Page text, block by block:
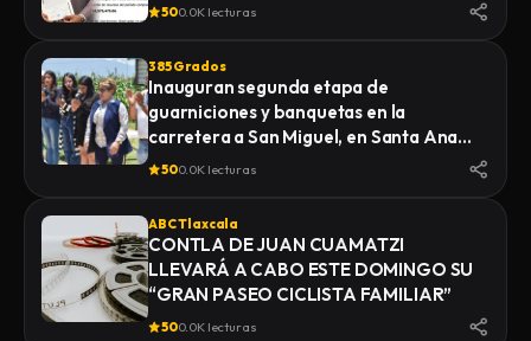
500.0K lecturas
385 Grados
Inauguran segunda etapa de
guarniciones y banquetas en la
carretera a San Miguel, en Santa Ana
Nopalucan
500.0K lecturas
ABC Tlaxcala
CONTLA DE JUAN CUAMATZI
LLEVARÁ A CABO ESTE DOMINGO SU
“GRAN PASEO CICLISTA FAMILIAR”
500.0K lecturas